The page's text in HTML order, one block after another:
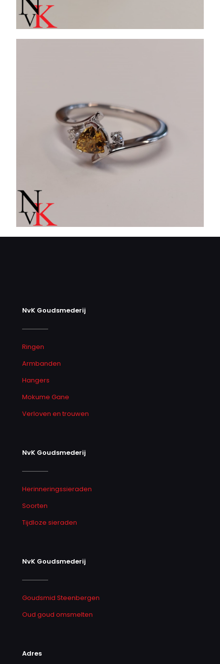
NvK Goudsmederij
Ringen
Armbanden
Hangers
Mokume Gane
Verloven en trouwen
NvK Goudsmederij
Herinneringssieraden
Soorten
Tijdloze sieraden
NvK Goudsmederij
Goudsmid Steenbergen
Oud goud omsmelten
Adres